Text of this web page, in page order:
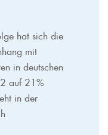
hat sich die
mit
in deutschen
auf 21%
in der